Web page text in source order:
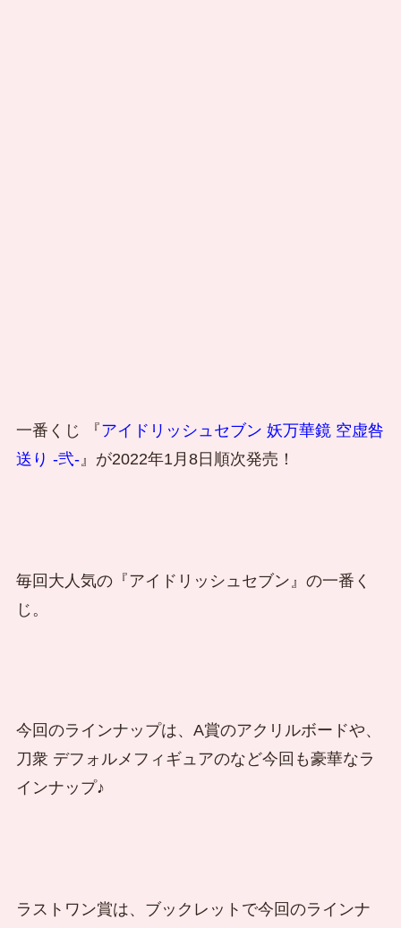
一番くじ 『アイドリッシュセブン 妖万華鏡 空虚咎
送り -弐-』が2022年1月8日順次発売！
毎回大人気の『アイドリッシュセブン』の一番く
じ。
今回のラインナップは、A賞のアクリルボードや、
刀衆 デフォルメフィギュアのなど今回も豪華なラ
インナップ♪
ラストワン賞は、ブックレットで今回のラインナ